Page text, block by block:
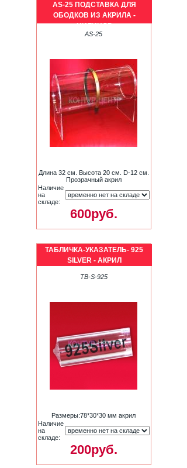
AS-25 ПОДСТАВКА ДЛЯ
ОБОДКОВ ИЗ АКРИЛА -
ЦИЛИНДР
AS-25
Длина 32 см. Высота 20 см. D-12 см.
Прозрачный акрил
Наличие
на
складе:
600руб.
ТАБЛИЧКА-УКАЗАТЕЛЬ- 925
SILVER - АКРИЛ
TB-S-925
Размеры:78*30*30 мм акрил
Наличие
на
складе:
200руб.